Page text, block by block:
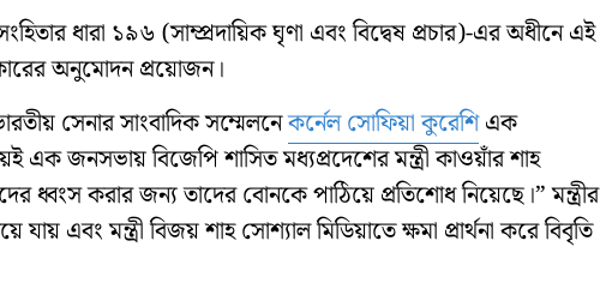
ধারা ১৯৬ (সাম্প্রদায়িক ঘৃণা এবং বিদ্বেষ প্রচার)-এর অধীনে এই
অনুমোদন প্রয়োজন।
সেনার সাংবাদিক সম্মেলনেকর্নেল সোফিয়া কুরেশিএক
এক জনসভায় বিজেপি শাসিত মধ্যপ্রদেশের মন্ত্রী কাওয়াঁর শাহ
ধ্বংস করার জন্য তাদের বোনকে পাঠিয়ে প্রতিশোধ নিয়েছে।” মন্ত্রীর
এবং মন্ত্রী বিজয় শাহ সোশ্যাল মিডিয়াতে ক্ষমা প্রার্থনা করে বিবৃতি